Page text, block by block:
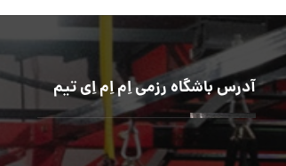
آدرس باشگاه رزمی اِم اِم اِی تیم